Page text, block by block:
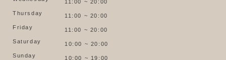
11:00 ~ 20:00
Thursday
11:00 ~ 20:00
Friday
11:00 ~ 20:00
Saturday
10:00 ~ 20:00
Sunday
10:00 ~ 19:00